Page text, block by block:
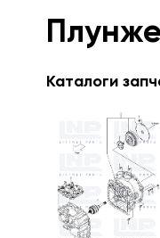
Каталоги